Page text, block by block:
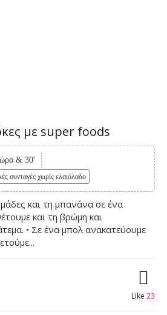
με super foods
ώρα & 30'
συνταγές χωρίς ελαιόλαδο
και τη μπανάνα σε ένα
και τη βρώμη και
• Σε ένα μπολ ανακατεύουμε
Like 23